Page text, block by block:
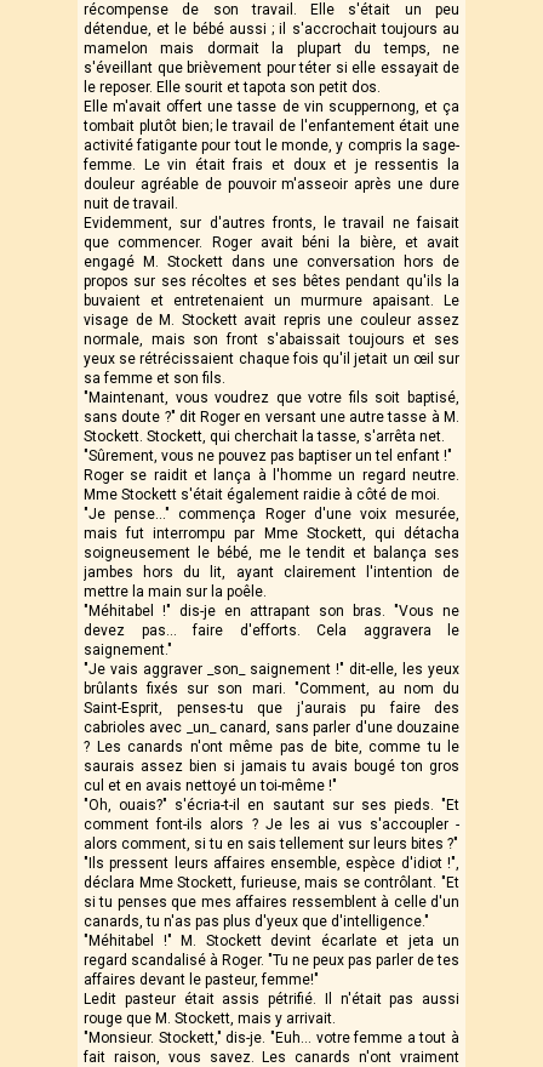
récompense de son travail. Elle s'était un peu
détendue, et le bébé aussi ; il s'accrochait toujours au
mamelon mais dormait la plupart du temps, ne
s'éveillant que brièvement pour téter si elle essayait de
le reposer. Elle sourit et tapota son petit dos.
Elle m'avait offert une tasse de vin scuppernong, et ça
tombait plutôt bien; le travail de l'enfantement était une
activité fatigante pour tout le monde, y compris la sage-
femme. Le vin était frais et doux et je ressentis la
douleur agréable de pouvoir m'asseoir après une dure
nuit de travail.
Evidemment, sur d'autres fronts, le travail ne faisait
que commencer. Roger avait béni la bière, et avait
engagé M. Stockett dans une conversation hors de
propos sur ses récoltes et ses bêtes pendant qu'ils la
buvaient et entretenaient un murmure apaisant. Le
visage de M. Stockett avait repris une couleur assez
normale, mais son front s'abaissait toujours et ses
yeux se rétrécissaient chaque fois qu'il jetait un œil sur
sa femme et son fils.
"Maintenant, vous voudrez que votre fils soit baptisé,
sans doute ?" dit Roger en versant une autre tasse à M.
Stockett. Stockett, qui cherchait la tasse, s'arrêta net.
"Sûrement, vous ne pouvez pas baptiser un tel enfant !"
Roger se raidit et lança à l'homme un regard neutre.
Mme Stockett s'était également raidie à côté de moi.
"Je pense..." commença Roger d'une voix mesurée,
mais fut interrompu par Mme Stockett, qui détacha
soigneusement le bébé, me le tendit et balança ses
jambes hors du lit, ayant clairement l'intention de
mettre la main sur la poêle.
"Méhitabel !" dis-je en attrapant son bras. "Vous ne
devez pas… faire d'efforts. Cela aggravera le
saignement."
"Je vais aggraver _son_ saignement !" dit-elle, les yeux
brûlants fixés sur son mari. "Comment, au nom du
Saint-Esprit, penses-tu que j'aurais pu faire des
cabrioles avec _un_ canard, sans parler d'une douzaine
? Les canards n'ont même pas de bite, comme tu le
saurais assez bien si jamais tu avais bougé ton gros
cul et en avais nettoyé un toi-même !"
"Oh, ouais?" s'écria-t-il en sautant sur ses pieds. "Et
comment font-ils alors ? Je les ai vus s'accoupler -
alors comment, si tu en sais tellement sur leurs bites ?"
"Ils pressent leurs affaires ensemble, espèce d'idiot !",
déclara Mme Stockett, furieuse, mais se contrôlant. "Et
si tu penses que mes affaires ressemblent à celle d'un
canards, tu n'as pas plus d'yeux que d'intelligence."
"Méhitabel !" M. Stockett devint écarlate et jeta un
regard scandalisé à Roger. "Tu ne peux pas parler de tes
affaires devant le pasteur, femme!"
Ledit pasteur était assis pétrifié. Il n'était pas aussi
rouge que M. Stockett, mais y arrivait.
"Monsieur. Stockett," dis-je. "Euh… votre femme a tout à
fait raison, vous savez. Les canards n'ont vraiment